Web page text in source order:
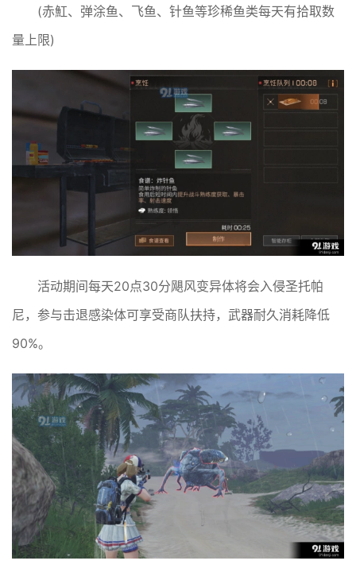
(赤魟、弹涂鱼、飞鱼、针鱼等珍稀鱼类每天有拾取数
量上限)
活动期间每天20点30分飓风变异体将会入侵圣托帕
尼，参与击退感染体可享受商队扶持，武器耐久消耗降低
90%。